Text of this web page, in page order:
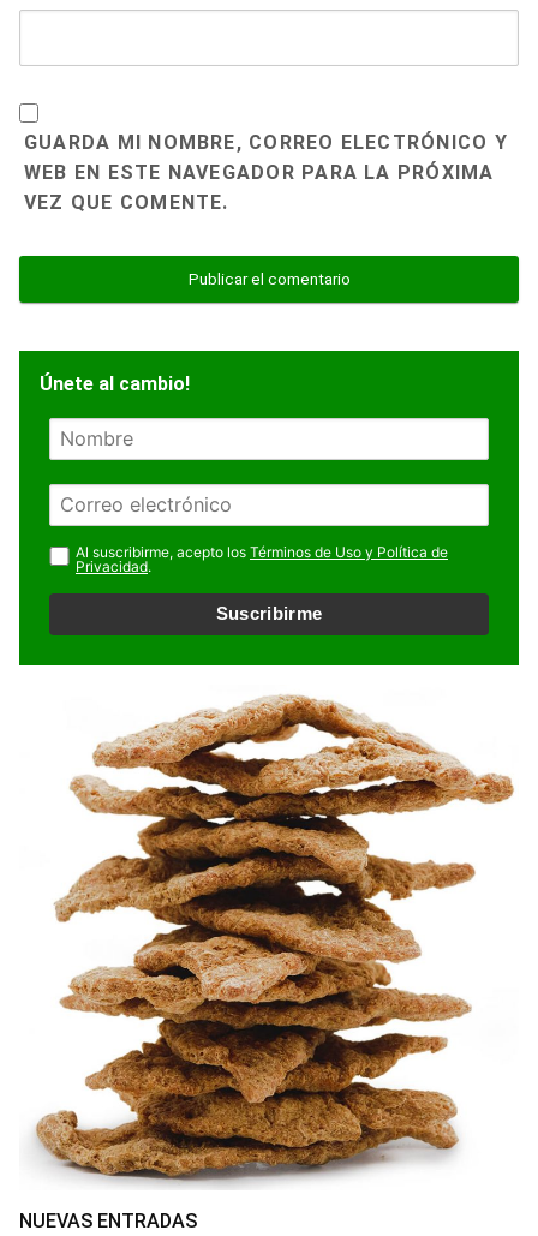
GUARDA MI NOMBRE, CORREO ELECTRÓNICO Y
WEB EN ESTE NAVEGADOR PARA LA PRÓXIMA
VEZ QUE COMENTE.
Únete al cambio!
N
r
e
E
m
a
i
l
Al suscribirme, acepto los Términos de Uso y Política de
Privacidad.
Suscribirme
NUEVAS ENTRADAS